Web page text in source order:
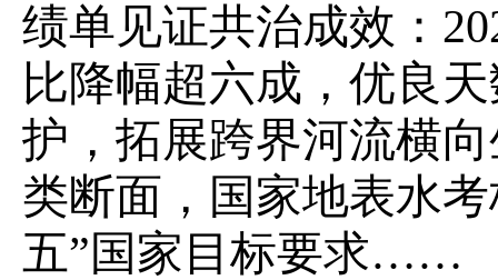
绩单见证共治成效：
比降幅超六成，优良
护，拓展跨界河流横
类断面，国家地表水
五”国家目标要求……